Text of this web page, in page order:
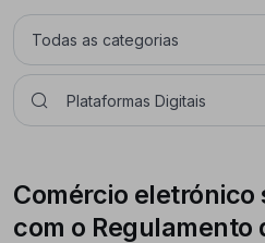
Comércio eletrónico
com o Regulamento